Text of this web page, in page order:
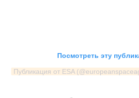
Посмотреть эту
Публикация от ESA